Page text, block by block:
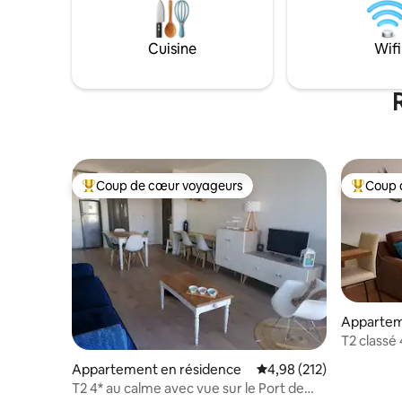
Cuisine Wifi
Coups de cœur voyageurs les plus appréciés
Coup de cœur voyageurs
Appartement en résidence Évaluation moyenne
4,98 (212)
T2 4* au calme avec vue sur le Port de
Coups
Coup
T2